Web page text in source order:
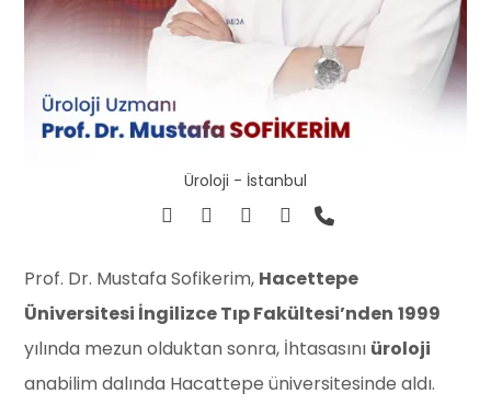
Üroloji - İstanbul
Prof. Dr. Mustafa Sofikerim, Hacettepe
Üniversitesi İngilizce Tıp Fakültesi’nden 1999
yılında mezun olduktan sonra, İhtasasını üroloji
anabilim dalında Hacattepe üniversitesinde aldı.